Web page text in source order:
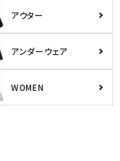
アウター
アンダーウェア
WOMEN